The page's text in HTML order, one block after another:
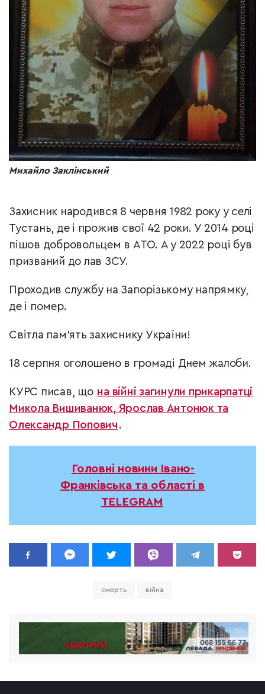
Михайло Заклінський
Захисник народився 8 червня 1982 року у селі
Тустань, де і прожив свої 42 роки. У 2014 році
пішов добровольцем в АТО. А у 2022 році був
призваний до лав ЗСУ.
Проходив службу на Запорізькому напрямку,
де і помер.
Світла пам’ять захиснику України!
18 серпня оголошено в громаді Днем жалоби.
КУРС писав, що на війні загинули прикарпатці
Микола Вишиванюк, Ярослав Антонюк та
Олександр Попович .
Головні новини Івано-
Франківська та області в
TELEGRAM
смерть війна